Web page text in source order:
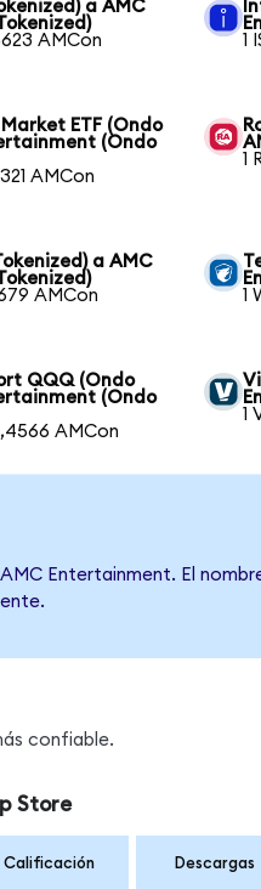
a AMC
AMCon
1
ETF (Ondo
(Ondo
AMCon
1
a AMC
AMCon
1
QQQ (Ondo
(Ondo
AMCon
1
Entertainment. El
confiable.
Store
Calificación Descargas